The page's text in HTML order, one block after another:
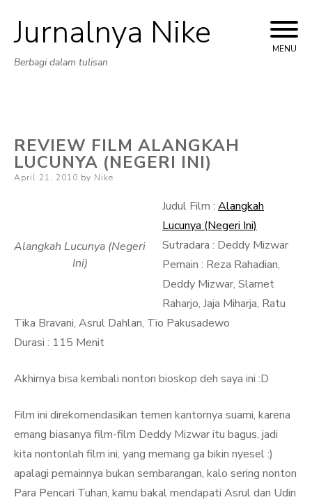
Skip
Jurnalnya Nike
Berbagi dalam tulisan
MENU
REVIEW FILM ALANGKAH
LUCUNYA (NEGERI INI)
Posted
April 21, 2010 by Nike
Alangkah Lucunya (Negeri
Ini)
Judul Film : Alangkah
Lucunya (Negeri Ini)
Sutradara : Deddy Mizwar
Pemain : Reza Rahadian,
Deddy Mizwar, Slamet
Raharjo, Jaja Miharja, Ratu
Tika Bravani, Asrul Dahlan, Tio Pakusadewo
Durasi : 115 Menit
Akhirnya bisa kembali nonton bioskop deh saya ini :D
Film ini direkomendasikan temen kantornya suami, karena
emang biasanya film-film Deddy Mizwar itu bagus, jadi
kita nontonlah film ini, yang memang ga bikin nyesel :)
apalagi pemainnya bukan sembarangan, kalo sering nonton
Para Pencari Tuhan, kamu bakal mendapati Asrul dan Udin